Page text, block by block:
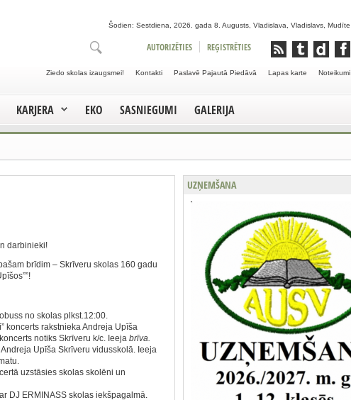
Šodien: Sestdiena, 2026. gada 8. Augusts, Vladislava, Vladislavs, Mudīte
REĢISTRĒTIES
AUTORIZĒTIES
Noteikumi
Lapas karte
Paslavē Pajautā Piedāvā
Kontakti
Ziedo skolas izaugsmei!
KARJERA EKO SASNIEGUMI GALERIJA
darbinieki!
brīdim – Skrīveru skolas 160 gadu
no skolas plkst.12:00.
koncerts rakstnieka Andreja Upīša
notiks Skrīveru k/c. Ieeja brīva.
Upīša Skrīveru vidusskolā. Ieeja
uzstāsies skolas skolēni un
DJ ERMINASS skolas iekšpagalmā.
UZŅEMŠANA